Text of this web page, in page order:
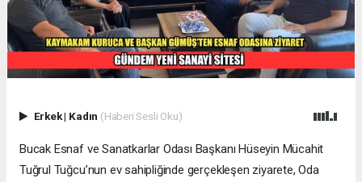
Erkek| Kadın (Haberi Sesli Oku)
Bucak Esnaf ve Sanatkarlar Odası Başkanı Hüseyin Mücahit
Tuğrul Tuğcu’nun ev sahipliğinde gerçekleşen ziyarete, Oda